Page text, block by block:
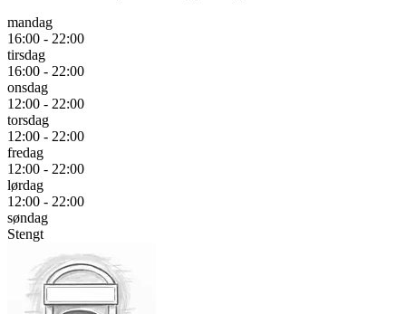
mandag
16:00 - 22:00
tirsdag
16:00 - 22:00
onsdag
12:00 - 22:00
torsdag
12:00 - 22:00
fredag
12:00 - 22:00
lørdag
12:00 - 22:00
søndag
Stengt